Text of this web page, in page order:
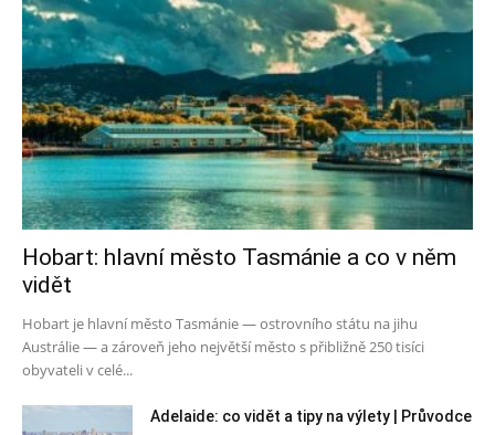
Hobart: hlavní město Tasmánie a co v něm
vidět
Hobart je hlavní město Tasmánie — ostrovního státu na jihu
Austrálie — a zároveň jeho největší město s přibližně 250 tisíci
obyvateli v celé...
Adelaide: co vidět a tipy na výlety | Průvodce